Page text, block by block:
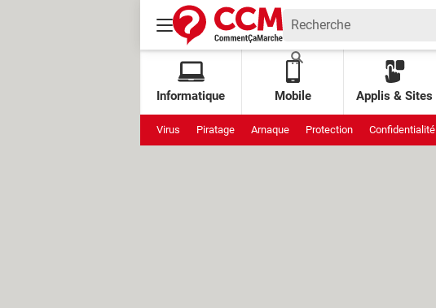
Informatique Mobile Applis & Sites
Virus Piratage Arnaque Protection Confidentialité